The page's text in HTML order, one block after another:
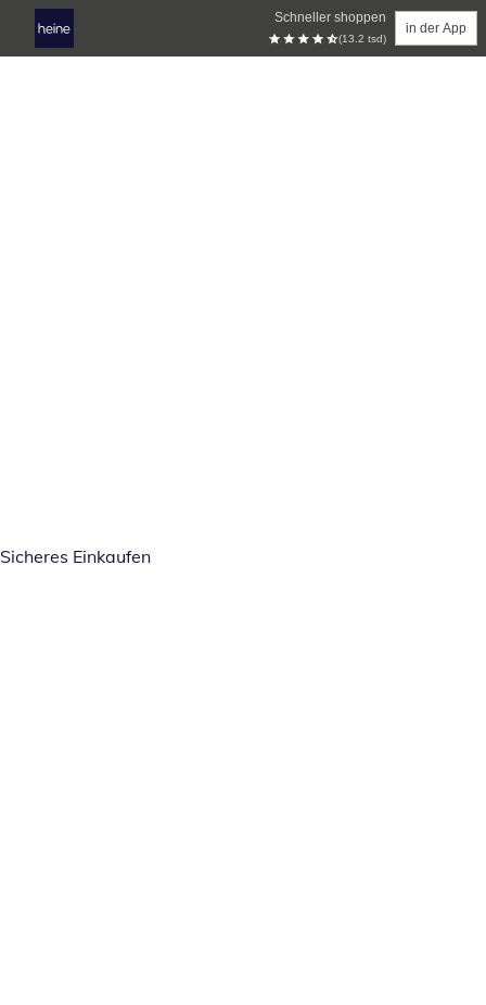
Schneller shoppen
(13.2 tsd)
in der App
Sicheres Einkaufen